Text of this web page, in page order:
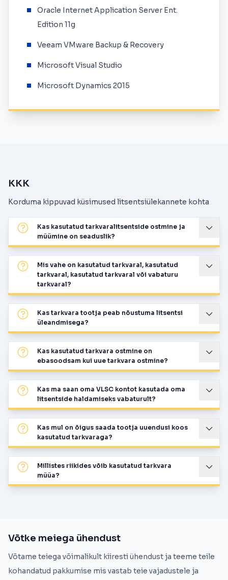
Oracle Internet Application Server Ent.
Edition 11g
Veeam VMware Backup & Recovery
Microsoft Visual Studio
Microsoft Dynamics 2015
KKK
Korduma kippuvad küsimused litsentsiülekannete kohta
Kas kasutatud tarkvaralitsentside ostmine ja
müümine on seaduslik?
Mis vahe on kasutatud tarkvaral, kasutatud
tarkvaral, kasutatud tarkvaral või vabaturu
tarkvaral?
Kas tarkvara tootja peab nõustuma litsentsi
üleandmisega?
Kas kasutatud tarkvara ostmine on
ebasoodsam kui uue tarkvara ostmine?
Kas ma saan oma VLSC kontot kasutada oma
litsentside haldamiseks vabaturult?
Kas mul on õigus saada tootja uuendusi koos
kasutatud tarkvaraga?
Millistes riikides võib kasutatud tarkvara
müüa?
Võtke meiega ühendust
Võtame teiega võimalikult kiiresti ühendust ja teeme teile
kohandatud pakkumise mis vastab teie vajadustele ja